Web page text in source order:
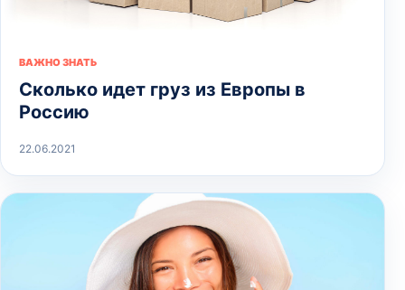
ВАЖНО ЗНАТЬ
Сколько идет груз из Европы в
Россию
22.06.2021